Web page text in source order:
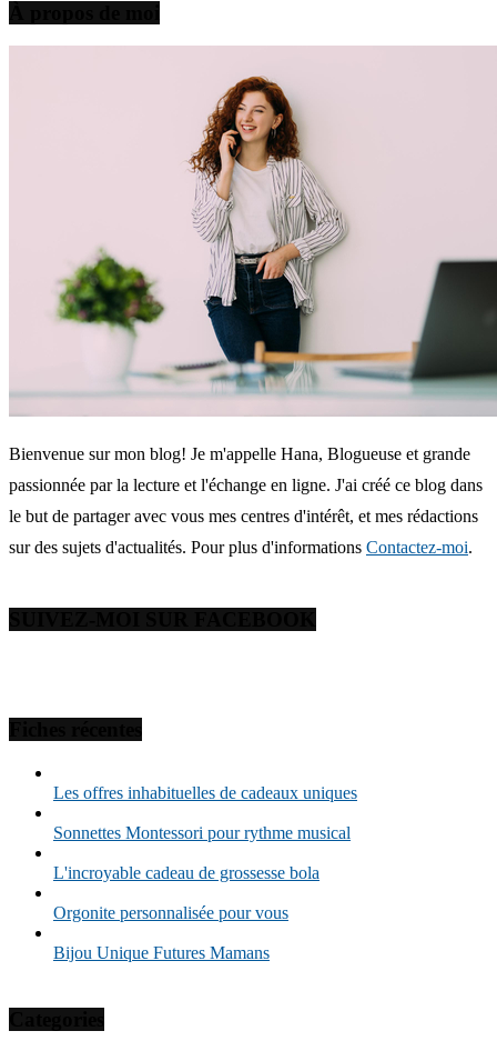
Bienvenue sur mon blog! Je m'appelle Hana, Blogueuse et grande
passionnée par la lecture et l'échange en ligne. J'ai créé ce blog dans
le but de partager avec vous mes centres d'intérêt, et mes rédactions
sur des sujets d'actualités. Pour plus d'informations Contactez-moi.
Les offres inhabituelles de cadeaux uniques
Sonnettes Montessori pour rythme musical
L'incroyable cadeau de grossesse bola
Orgonite personnalisée pour vous
Bijou Unique Futures Mamans